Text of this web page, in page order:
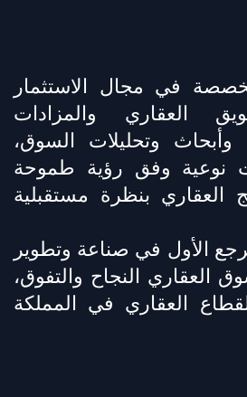
في مجال الاستثمار
العقاري والمزادات
وأبحاث وتحليلات السوق،
نوعية وفق رؤية طموحة
العقاري بنظرة مستقبلية
الأول في صناعة وتطوير
العقاري النجاح والتفوق،
العقاري في المملكة